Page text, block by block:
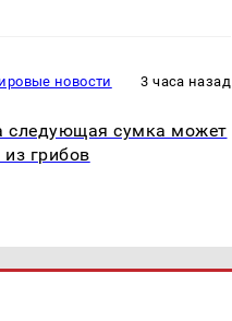
новости 3 часа назад
следующая сумка может
грибов